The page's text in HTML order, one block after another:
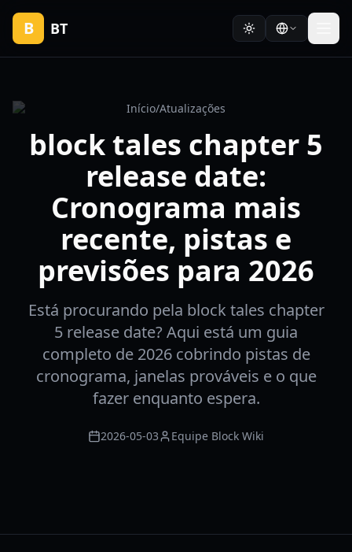
B BT
Início/Atualizações
block tales chapter 5
release date:
Cronograma mais
recente, pistas e
previsões para 2026
Está procurando pela block tales chapter
5 release date? Aqui está um guia
completo de 2026 cobrindo pistas de
cronograma, janelas prováveis e o que
fazer enquanto espera.
2026-05-03 Equipe Block Wiki